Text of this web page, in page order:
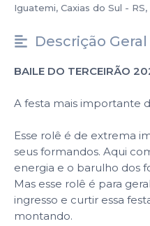
Iguatemi, Caxias do Sul - RS,
Descrição Geral
BAILE DO TERCEIRÃO
A festa mais importante
Esse rolê é de extrema
seus formandos. Aqui
energia e o barulho dos
Mas esse rolê é para
ingresso e curtir essa
montando.